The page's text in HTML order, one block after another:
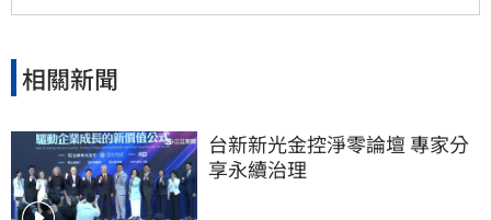
相關新聞
台新新光金控淨零論壇 專家分
享永續治理